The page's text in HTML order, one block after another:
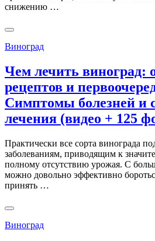
снижению …
Виноград
Чем лечить виноград:
рецептов и
Симптомы болезней и
лечения (видео + 125
Практически все сорта винограда
заболеваниям, приводящим к
полному отсутствию урожая. С
можно довольно эффективно
принять …
Виноград